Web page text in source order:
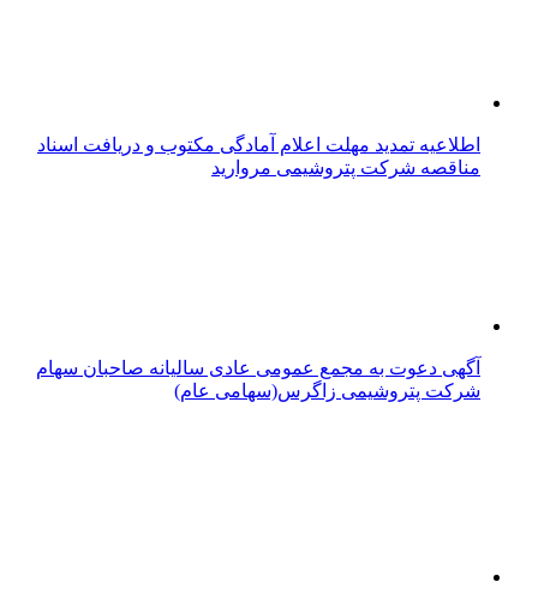
اطلاعیه تمدید مهلت اعلام آمادگی مکتوب و دریافت اسناد
مناقصه شرکت پتروشیمی مروارید
آگهی دعوت به مجمع عمومی عادی سالیانه صاحبان سهام
شرکت پتروشیمی زاگرس(سهامی عام)